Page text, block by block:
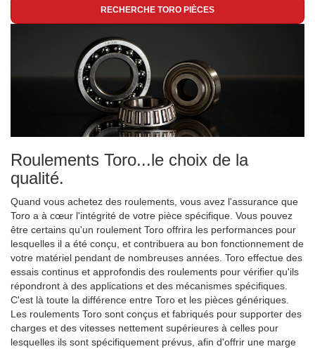
RECHERCHE TORO PIÈCES
Roulements Toro...le choix de la
qualité.
Quand vous achetez des roulements, vous avez l'assurance que
Toro a à cœur l'intégrité de votre pièce spécifique. Vous pouvez
être certains qu'un roulement Toro offrira les performances pour
lesquelles il a été conçu, et contribuera au bon fonctionnement de
votre matériel pendant de nombreuses années. Toro effectue des
essais continus et approfondis des roulements pour vérifier qu'ils
répondront à des applications et des mécanismes spécifiques.
C'est là toute la différence entre Toro et les pièces génériques.
Les roulements Toro sont conçus et fabriqués pour supporter des
charges et des vitesses nettement supérieures à celles pour
lesquelles ils sont spécifiquement prévus, afin d'offrir une marge